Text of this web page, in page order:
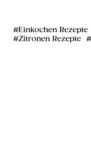
Einkochen Rezepte
Zitronen Rezepte